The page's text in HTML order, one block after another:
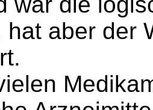
hat aber der